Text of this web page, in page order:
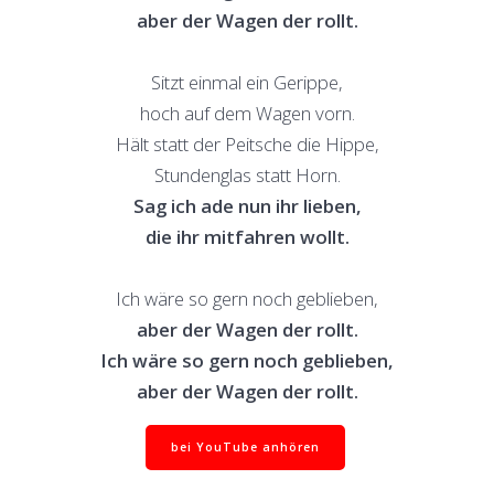
aber der Wagen der rollt.
Sitzt einmal ein Gerippe,
hoch auf dem Wagen vorn.
Hält statt der Peitsche die Hippe,
Stundenglas statt Horn.
Sag ich ade nun ihr lieben,
die ihr mitfahren wollt.
Ich wäre so gern noch geblieben,
aber der Wagen der rollt.
Ich wäre so gern noch geblieben,
aber der Wagen der rollt.
bei YouTube anhören